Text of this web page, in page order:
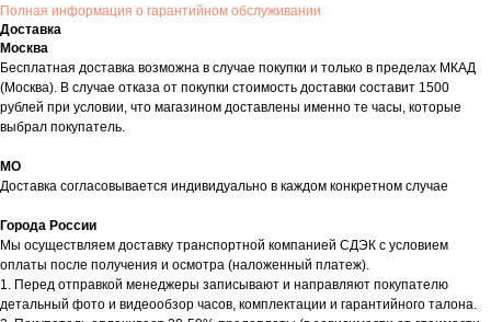
Полная информация о гарантийном обслуживании
Доставка
Москва
Бесплатная доставка возможна в случае покупки и только в пределах МКАД
(Москва). В случае отказа от покупки стоимость доставки составит 1500
рублей при условии, что магазином доставлены именно те часы, которые
выбрал покупатель.
МО
Доставка согласовывается индивидуально в каждом конкретном случае
Города России
Мы осуществляем доставку транспортной компанией СДЭК с условием
оплаты после получения и осмотра (наложенный платеж).
1. Перед отправкой менеджеры записывают и направляют покупателю
детальный фото и видеообзор часов, комплектации и гарантийного талона.